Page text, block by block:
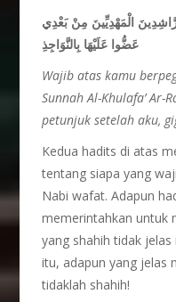
الْمَهْدِيِّينَ مِنْ بَعْدِي
عَضُّوا عَلَيْهَا بِالنَّوَاجِذِ
Wajib atas kamu
Sunnah Al-Khulafa’ Ar-
petunjuk setelah aku,
Kedua hadits di atas
tentang siapa yang
Nabi wafat. Adapun
memerintahkan untuk
yang shahih tidak
itu, adapun yang jelas
tidaklah shahih!